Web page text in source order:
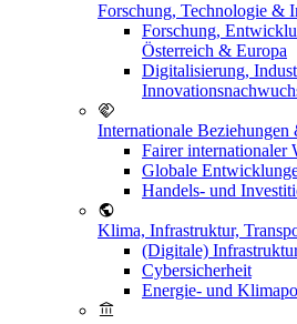
Forschung, Technologie &
Forschung,
Österreich & Europa
Digitalisierung,
Internationale
Fairer internationaler
Globale
Handels- und
Klima, Infrastruktur,
(Digitale)
Cybersicherheit
Energie- und